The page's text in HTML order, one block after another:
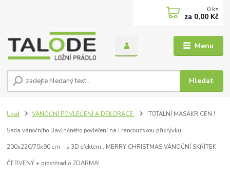
Menu
Hledat
0 ks
za 0,00 Kč
Úvod VÁNOČNÍ POVLEČENÍ A DEKORACE TOTÁLNÍ MASAKR CEN !
Sada vánočního Bavlněného povlečení na Francouzskou přikrývku
200x220/70x90 cm – s 3D efektem , MERRY CHRISTMAS VÁNOČNÍ SKŘÍTEK
ČERVENÝ + prostěradlo ZDARMA!